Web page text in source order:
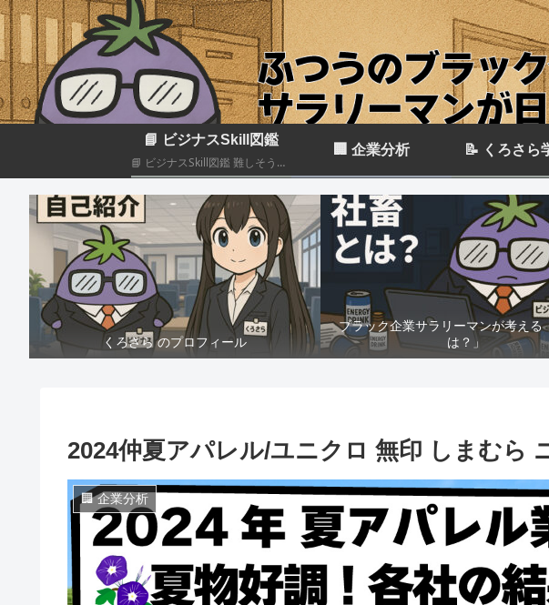
📘 ビジナスSkill図鑑
📘 ビジナスSkill図鑑 難しそうに見えるビジネススキルも、構造化して分解すれば実はカンタン！いろんなスキルの組み合わせだということがわかると思います このカテゴリでは仕事のスキルを“ナスでもわかる”レベルで図解＆やさしく柔らかく解説していきます🍆
🏢 企業分析 📝 くろさら
くろさら のプロフィール
ブラック企業サラリーマンが考える
は？」
2024仲夏アパレル/ユニクロ 無印 しまむら
🏢 企業分析